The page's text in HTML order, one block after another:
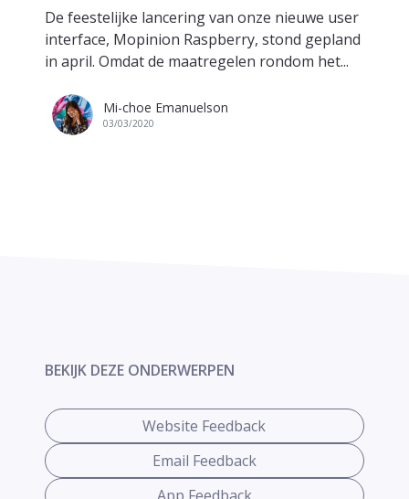
De feestelijke lancering van onze nieuwe user
interface, Mopinion Raspberry, stond gepland
in april. Omdat de maatregelen rondom het...
Mi-choe Emanuelson
03/03/2020
BEKIJK DEZE ONDERWERPEN
Website Feedback
Email Feedback